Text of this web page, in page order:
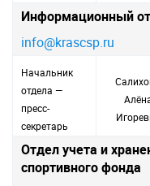
Информационный
info@krascsp.ru
Начальник
отдела —
пресс-
секретарь
Отдел учета и
спортивного фонда